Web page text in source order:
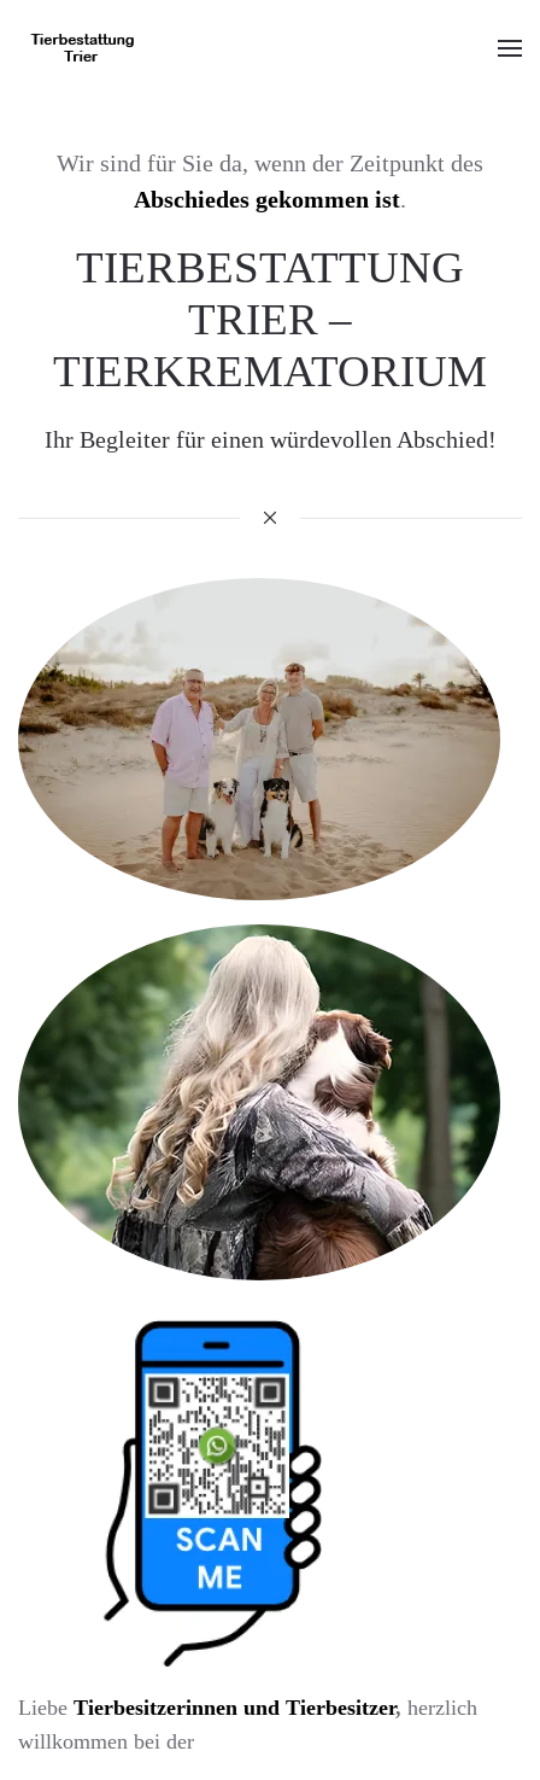
Skip to main content
Wir sind für Sie da, wenn der Zeitpunkt des
Abschiedes gekommen ist.
TIERBESTATTUNG
TRIER –
TIERKREMATORIUM
Ihr Begleiter für einen würdevollen Abschied!
Liebe Tierbesitzerinnen und Tierbesitzer, herzlich
willkommen bei der